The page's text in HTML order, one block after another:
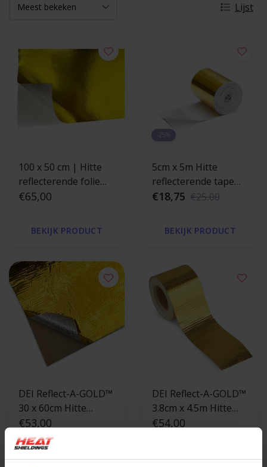
Lijst
100 x 50 cm | Hitte
reflecterende folie
goud 400 °C
€65,00
BEKIJK PRODUCT
-25%
5cm x 5m Hitte
reflecterende tape
goud 400 °C
€18,75 €25,00
BEKIJK PRODUCT
DEI Reflect-A-GOLD™
30 x 60cm Hitte
reflecterende folie
goud
€53,00
DEI Reflect-A-GOLD™
3.8cm x 4.5m Hitte
reflecterende tape
€54,00
BEKIJK PRODUCT